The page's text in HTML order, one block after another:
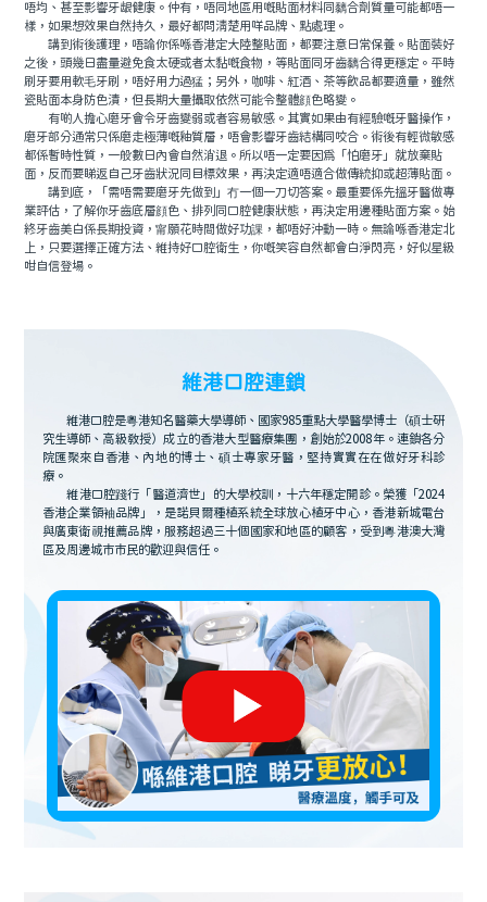
唔均、甚至影響牙龈健康。仲有，唔同地區用嘅貼面材料同黐合劑質量可能都唔一
樣，如果想效果自然持久，最好都問清楚用咩品牌、點處理。
講到術後護理，唔論你係喺香港定大陸整貼面，都要注意日常保養。貼面裝好
之後，頭幾日盡量避免食太硬或者太黏嘅食物，等貼面同牙齒黐合得更穩定。平時
刷牙要用軟毛牙刷，唔好用力過猛；另外，咖啡、紅酒、茶等飲品都要適量，雖然
瓷貼面本身防色漬，但長期大量攝取依然可能令整體顔色略變。
有啲人擔心磨牙會令牙齒變弱或者容易敏感。其實如果由有經驗嘅牙醫操作，
磨牙部分通常只係磨走極薄嘅釉質層，唔會影響牙齒結構同咬合。術後有輕微敏感
都係暫時性質，一般數日內會自然消退。所以唔一定要因爲「怕磨牙」就放棄貼
面，反而要睇返自己牙齒狀況同目標效果，再決定適唔適合做傳統抑或超薄貼面。
講到底，「需唔需要磨牙先做到」冇一個一刀切答案。最重要係先搵牙醫做專
業評估，了解你牙齒底層顔色、排列同口腔健康狀態，再決定用邊種貼面方案。始
終牙齒美白係長期投資，甯願花時間做好功課，都唔好沖動一時。無論喺香港定北
上，只要選擇正確方法、維持好口腔衛生，你嘅笑容自然都會白淨閃亮，好似星級
咁自信登場。
維港口腔連鎖
維港口腔是粵港知名醫藥大學導師、國家985重點大學醫學博士（碩士研
究生導師、高級教授）成立的香港大型醫療集團，創始於2008年。連鎖各分
院匯聚來自香港、內地的博士、碩士專家牙醫，堅持實實在在做好牙科診
療。
維港口腔踐行「醫道濟世」的大學校訓，十六年穩定開診。榮獲「2024
香港企業領袖品牌」，是諾貝爾種植系統全球放心植牙中心，香港新城電台
與廣東衛視推薦品牌，服務超過三十個國家和地區的顧客，受到粵港澳大灣
區及周邊城市市民的歡迎與信任。